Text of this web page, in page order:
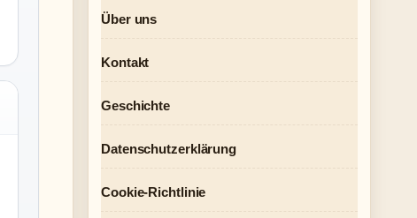
Über uns
Kontakt
Geschichte
Datenschutzerklärung
Cookie-Richtlinie